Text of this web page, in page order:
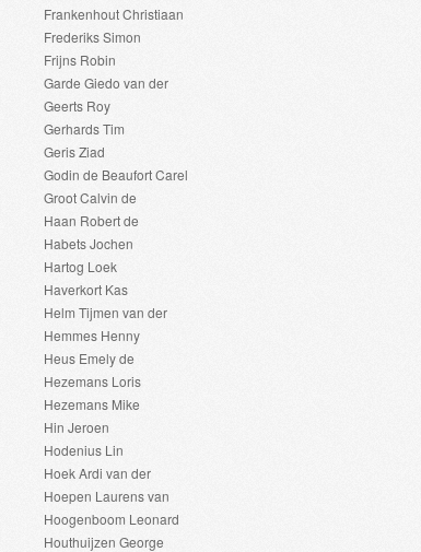
Frankenhout Christiaan
Frederiks Simon
Frijns Robin
Garde Giedo van der
Geerts Roy
Gerhards Tim
Geris Ziad
Godin de Beaufort Carel
Groot Calvin de
Haan Robert de
Habets Jochen
Hartog Loek
Haverkort Kas
Helm Tijmen van der
Hemmes Henny
Heus Emely de
Hezemans Loris
Hezemans Mike
Hin Jeroen
Hodenius Lin
Hoek Ardi van der
Hoepen Laurens van
Hoogenboom Leonard
Houthuijzen George